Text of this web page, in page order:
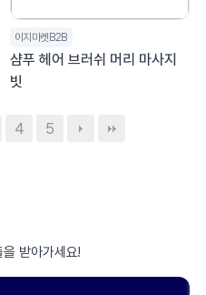
이지마켓B2B
샴푸 헤어 브러쉬 머리 마사지
빗
4 5
받아가세요!